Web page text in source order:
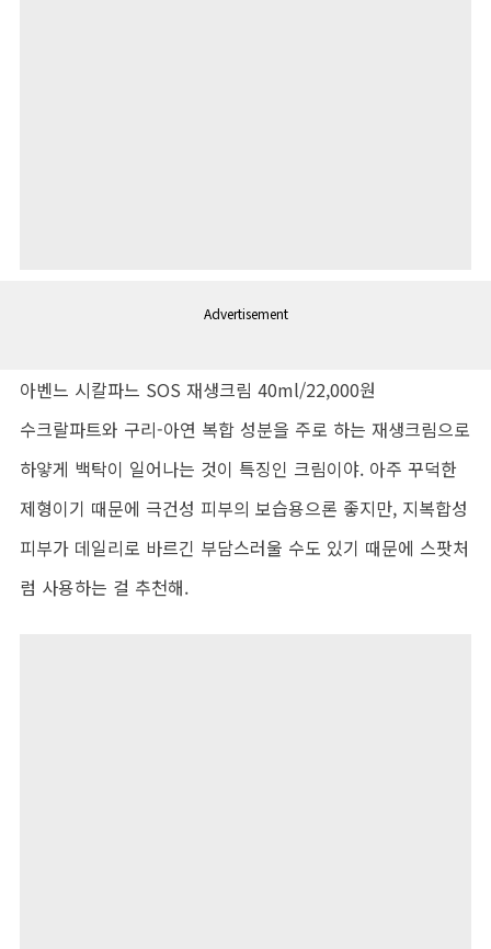
Advertisement
아벤느 시칼파느 SOS 재생크림 40ml/22,000원
수크랄파트와 구리-아연 복합 성분을 주로 하는 재생크림으로
하얗게 백탁이 일어나는 것이 특징인 크림이야. 아주 꾸덕한
제형이기 때문에 극건성 피부의 보습용으론 좋지만, 지복합성
피부가 데일리로 바르긴 부담스러울 수도 있기 때문에 스팟처
럼 사용하는 걸 추천해.